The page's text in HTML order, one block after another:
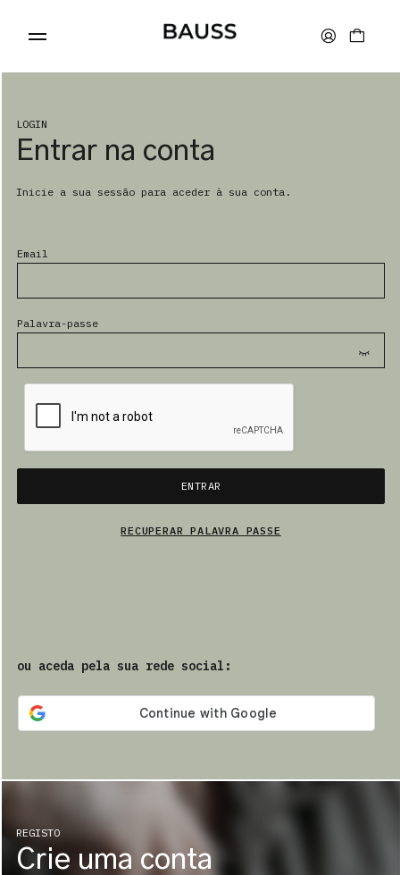
ACESSÓRIOS
PRODUTOS
PT
REGISTO
Crie uma conta
LOGIN
Entrar na conta
Inicie a sua sessão para aceder à sua conta.
Email
Palavra-passe
ENTRAR
RECUPERAR PALAVRA PASSE
ou aceda pela sua rede social: